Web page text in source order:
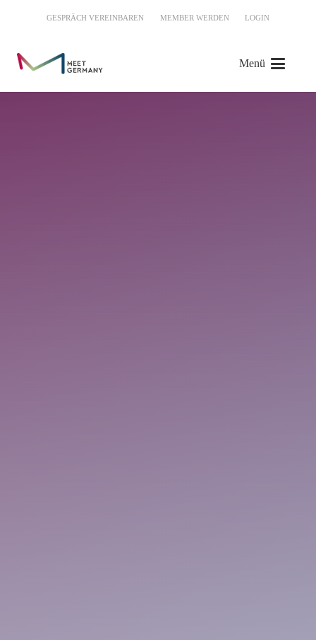
GESPRÄCH VEREINBAREN MEMBER WERDEN LOGIN
Menü